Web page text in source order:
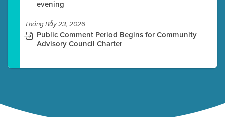
evening
Tháng Bảy 23, 2026
Public Comment Period Begins for Community
Advisory Council Charter